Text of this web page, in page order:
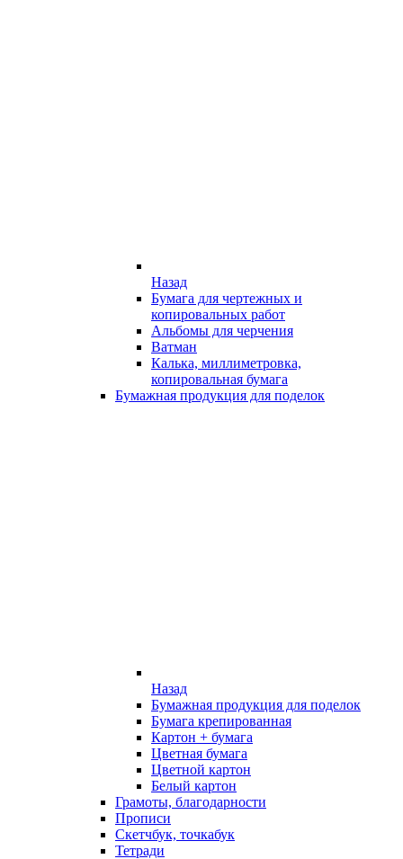
Назад
Бумага для чертежных и
копировальных работ
Альбомы для черчения
Ватман
Калька, миллиметровка,
копировальная бумага
Бумажная продукция для поделок
Назад
Бумажная продукция для поделок
Бумага крепированная
Картон + бумага
Цветная бумага
Цветной картон
Белый картон
Грамоты, благодарности
Прописи
Скетчбук, точкабук
Тетради